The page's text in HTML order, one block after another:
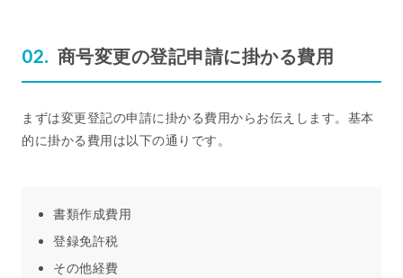
商号変更の登記申請に掛かる費用
まずは変更登記の申請に掛かる費用からお伝えします。基本
的に掛かる費用は以下の通りです。
書類作成費用
登録免許税
その他経費